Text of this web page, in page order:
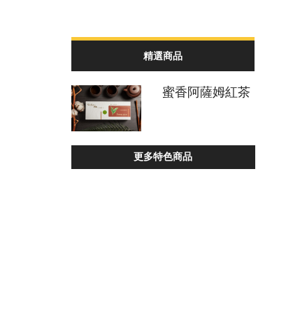
精選商品
蜜香阿薩姆紅茶
更多特色商品